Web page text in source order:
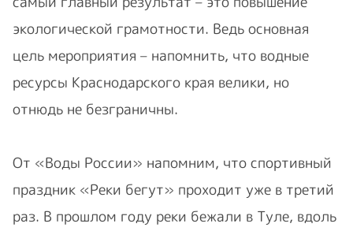
экологической грамотности. Ведь основная
цель мероприятия – напомнить, что водные
ресурсы Краснодарского края велики, но
отнюдь не безграничны.
От «Воды России» напомним, что спортивный
праздник «Реки бегут» проходит уже в третий
раз. В прошлом году реки бежали в Туле, вдоль